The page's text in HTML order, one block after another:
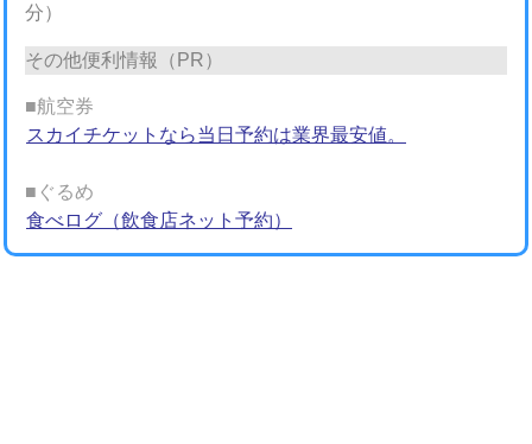
分）
その他便利情報（PR）
■航空券
スカイチケットなら当日予約は業界最安値。
■ぐるめ
食べログ（飲食店ネット予約）